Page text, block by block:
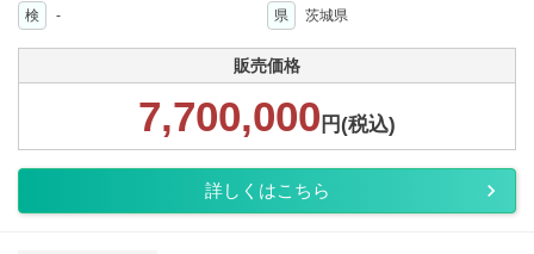
検
- 県 茨城県
販売価格
7,700,000 円(税込)
詳しくはこちら